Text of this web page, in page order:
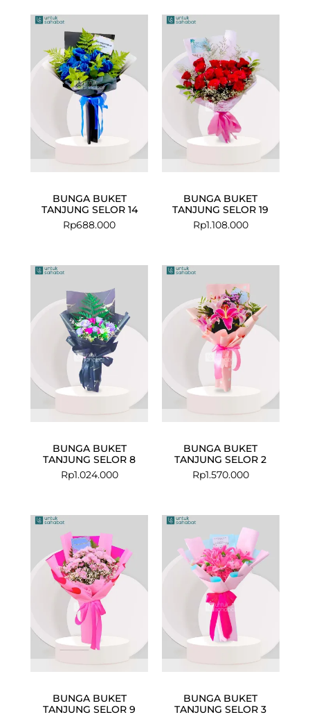
BUNGA BUKET
TANJUNG SELOR 14
Rp688.000
BUNGA BUKET
TANJUNG SELOR 19
Rp1.108.000
BUNGA BUKET
TANJUNG SELOR 8
Rp1.024.000
BUNGA BUKET
TANJUNG SELOR 2
Rp1.570.000
BUNGA BUKET
TANJUNG SELOR 9
BUNGA BUKET
TANJUNG SELOR 3